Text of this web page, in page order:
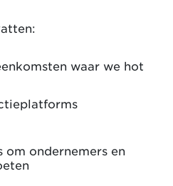
waar we hot
ondernemers en